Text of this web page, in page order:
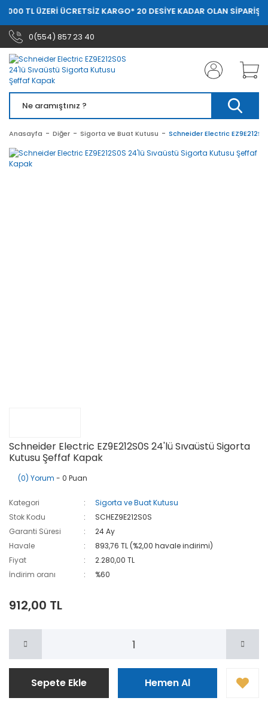
TL ÜZERİ ÜCRETSİZ KARGO* 20 DESİYE KADAR OLAN
0(554) 857 23 40
Anasayfa Diğer Sigorta ve Buat Kutusu Schneider Electric
Schneider Electric EZ9E212S0S 24'lü Sıvaüstü Sigorta
Kutusu Şeffaf Kapak
(0) Yorum - 0 Puan
Kategori
Sigorta ve Buat Kutusu
Stok Kodu
SCHEZ9E212S0S
Garanti Süresi
24 Ay
Havale
893,76 TL (%2,00 havale indirimi)
Fiyat
2.280,00 TL
İndirim oranı
%60
912,00 TL
Sepete Ekle Hemen Al